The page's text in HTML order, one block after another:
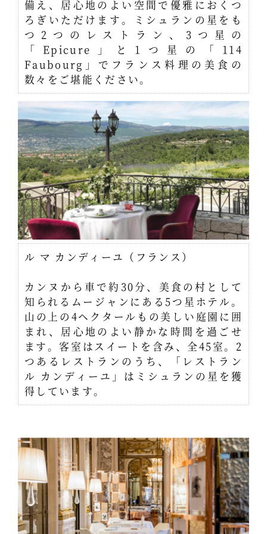
備え、居心地のよい空間で優雅におくつ
ろぎいただけます。ミシュランの星をも
つ2つのレストラン、3つ星の
「Epicure」と1つ星の「114
Faubourg」でフランス料理の美食の
数々をご堪能ください。
ル マ カンディーユ（フランス）
カンヌから車で約30分、美食の村として
知られるムージャンにある5つ星ホテル。
山の上の4ヘクタールもの美しい庭園に囲
まれ、居心地のよい静かな時間を過ごせ
ます。客室はスイートを含み、全45室。2
つあるレストランのうち、「レストラン
ル カンディーユ」はミシュランの星を獲
得しています。